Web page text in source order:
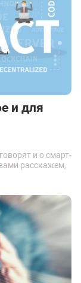
и для
и о смарт-
расскажем,